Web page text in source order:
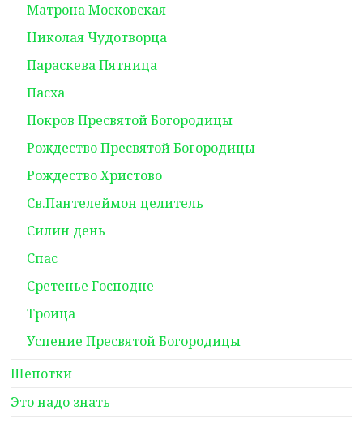
Матрона Московская
Николая Чудотворца
Параскева Пятница
Пасха
Покров Пресвятой Богородицы
Рождество Пресвятой Богородицы
Рождество Христово
Св.Пантелеймон целитель
Силин день
Спас
Сретенье Господне
Троица
Успение Пресвятой Богородицы
Шепотки
Это надо знать